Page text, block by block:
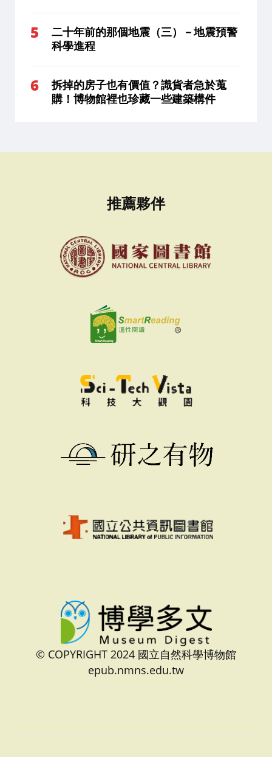
二十年前的那個地震（三）－地震預警
科學進程
拆掉的房子也有價值？識貨者急於蒐
購！博物館裡也珍藏一些建築構件
推薦夥伴
© COPYRIGHT 2024 國立自然科學博物館
epub.nmns.edu.tw